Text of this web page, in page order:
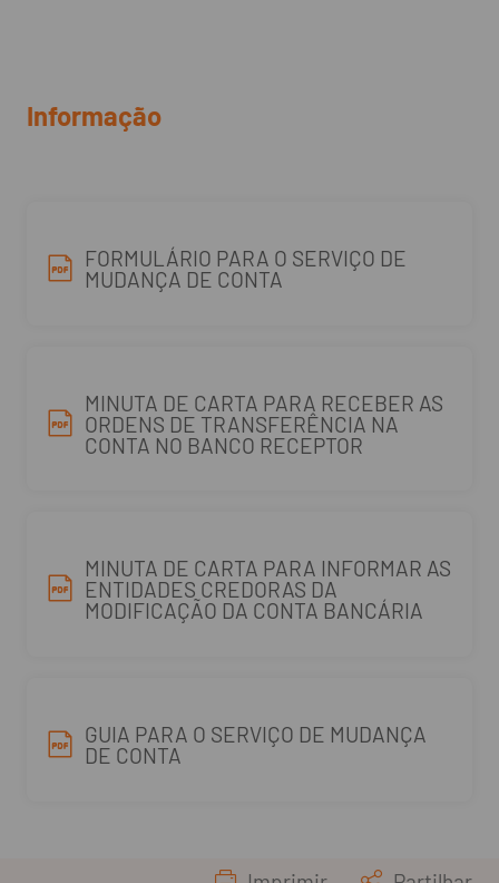
Informação
FORMULÁRIO PARA O SERVIÇO DE
MUDANÇA DE CONTA
MINUTA DE CARTA PARA RECEBER AS
ORDENS DE TRANSFERÊNCIA NA
CONTA NO BANCO RECEPTOR
MINUTA DE CARTA PARA INFORMAR AS
ENTIDADES CREDORAS DA
MODIFICAÇÃO DA CONTA BANCÁRIA
GUIA PARA O SERVIÇO DE MUDANÇA
DE CONTA